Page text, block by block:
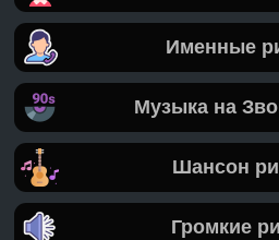
Именные
Музыка на
Шансон
Громкие